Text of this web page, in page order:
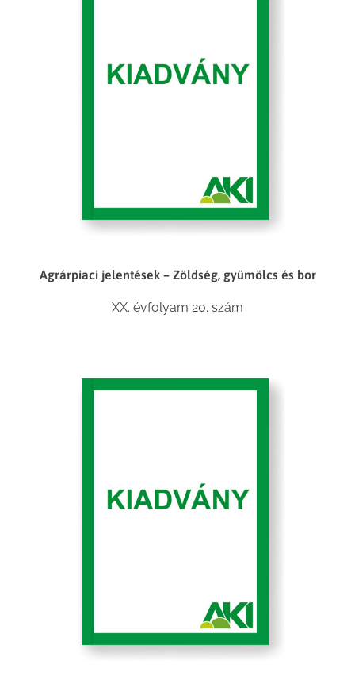
Agrárpiaci jelentések – Zöldség, gyümölcs és bor
XX. évfolyam 20. szám